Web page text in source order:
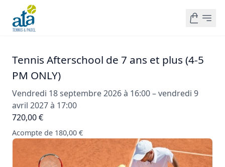
Tennis Afterschool de 7 ans et plus (4-5
PM ONLY)
Vendredi 18 septembre 2026 à 16:00 – vendredi 9
avril 2027 à 17:00
720,00 €
Acompte de 180,00 €